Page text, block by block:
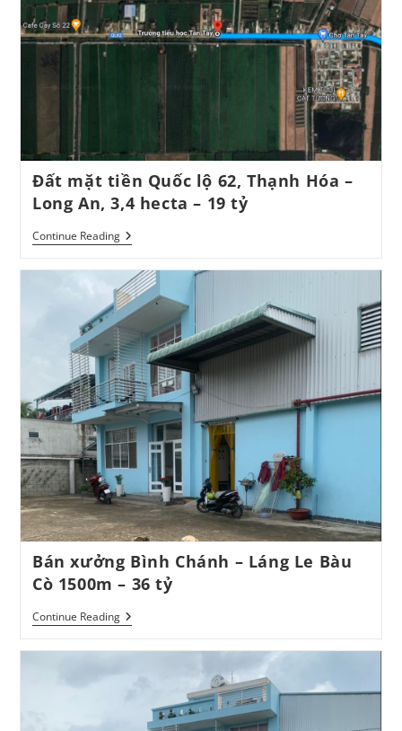
Đất mặt tiền Quốc lộ 62, Thạnh Hóa –
Long An, 3,4 hecta – 19 tỷ
Continue ReadingĐất
Mặt
Quốc
Lộ
62,
Thạnh
Hóa
–
Long
An,
3,4
Hecta
19
Tỷ
Bán xưởng Bình Chánh – Láng Le Bàu
Cò 1500m – 36 tỷ
Continue ReadingBán
Xưởng
–